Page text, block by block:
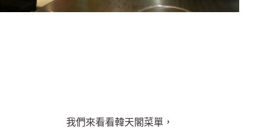
我們來看看韓天閣菜單，